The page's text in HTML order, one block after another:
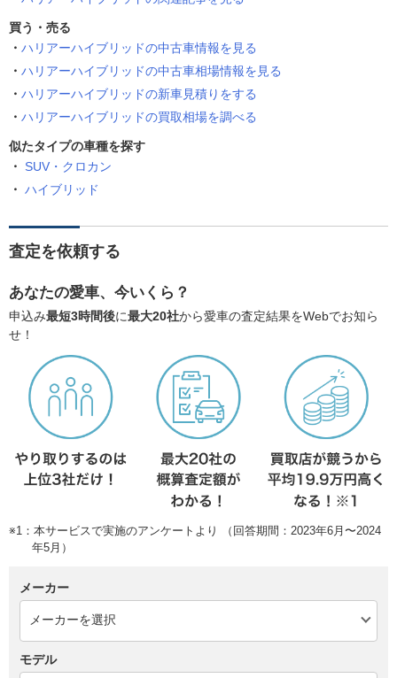
買う・売る
ハリアーハイブリッドの中古車情報を見る
ハリアーハイブリッドの中古車相場情報を見る
ハリアーハイブリッドの新車見積りをする
ハリアーハイブリッドの買取相場を調べる
似たタイプの車種を探す
SUV・クロカン
ハイブリッド
査定を依頼する
あなたの愛車、今いくら？
申込み最短3時間後に最大20社から愛車の査定結果をWebでお知ら
せ！
※1：本サービスで実施のアンケートより （回答期間：2023年6月〜2024
年5月）
メーカー
モデル